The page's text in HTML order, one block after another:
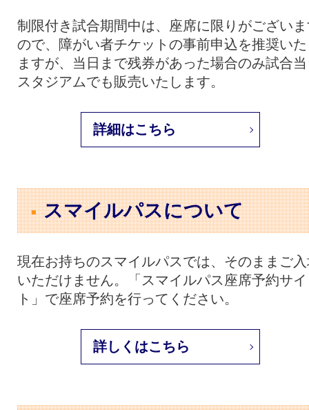
制限付き試合期間中は、座席に限りがござい
ので、障がい者チケットの事前申込を推奨い
ますが、当日まで残券があった場合のみ試合
スタジアムでも販売いたします。
詳細はこちら
スマイルパスについて
現在お持ちのスマイルパスでは、そのままご
いただけません。「スマイルパス座席予約サイ
ト」で座席予約を行ってください。
詳しくはこちら